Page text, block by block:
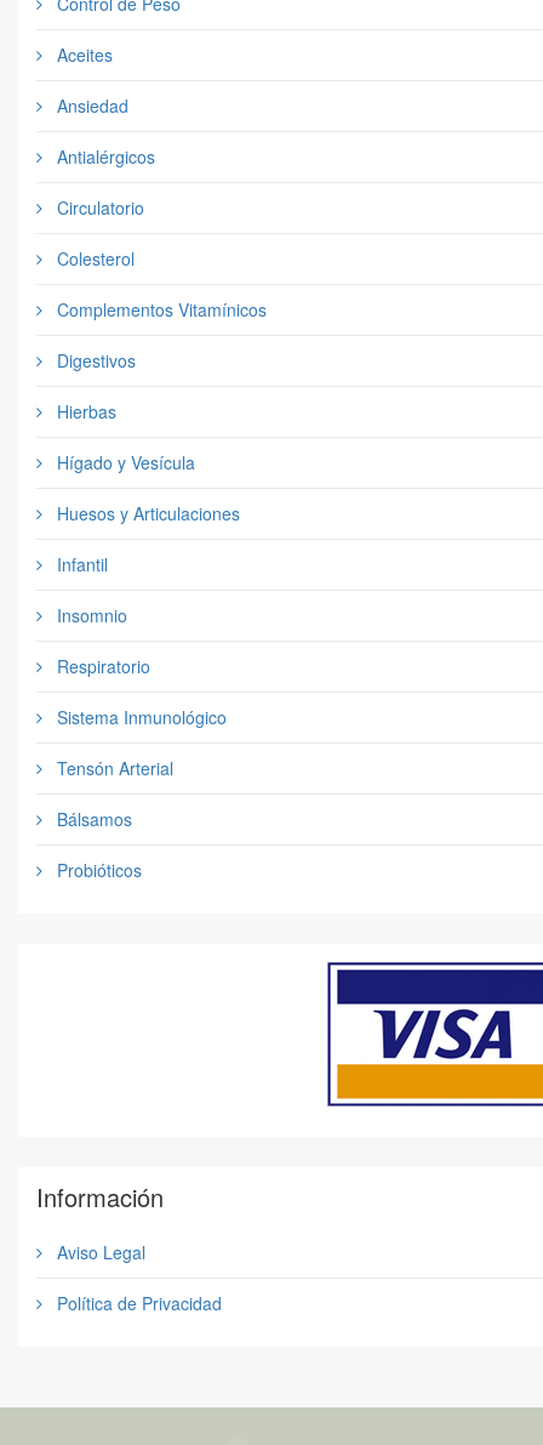
Aceites
Ansiedad
Antialérgicos
Circulatorio
Colesterol
Complementos Vitamínicos
Digestivos
Hierbas
Hígado y Vesícula
Huesos y Articulaciones
Infantil
Insomnio
Respiratorio
Sistema Inmunológico
Tensón Arterial
Bálsamos
Probióticos
Información
Aviso Legal
Política de Privacidad